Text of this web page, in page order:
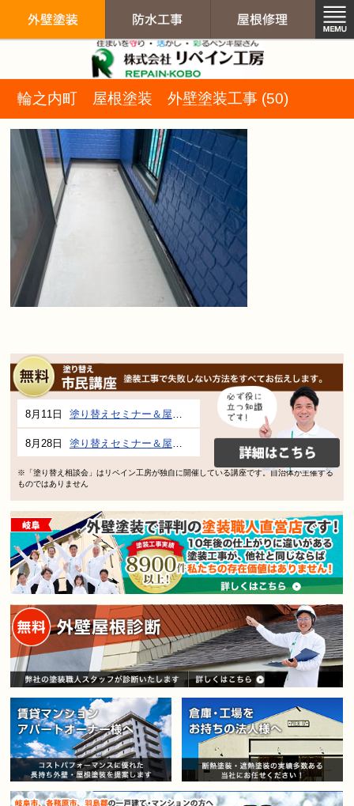
輪之内町 屋根塗装 外壁塗装工事 (50)
8月11日 塗り替えセミナー＆屋根、外壁の塗り替え市民講座 inぎふメディアコスモス
8月28日 塗り替えセミナー＆屋根、外壁の塗り替え市民講座 inぎふメディアコスモス
※「塗り替え相談会」はリペイン工房が独自に開催している講座です。自治体が主催する
ものではありません
賃貸マンション・アパートオー